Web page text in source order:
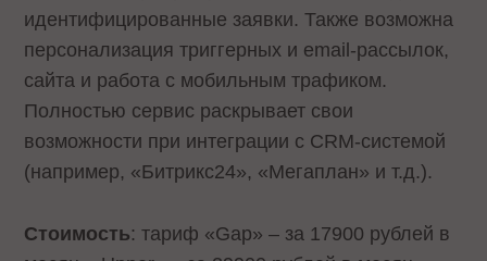
идентифицированные заявки. Также возможна
персонализация триггерных и email-рассылок,
сайта и работа с мобильным трафиком.
Полностью сервис раскрывает свои
возможности при интеграции с CRM-системой
(например, «Битрикс24», «Мегаплан» и т.д.).
Стоимость: тариф «Gap» – за 17900 рублей в